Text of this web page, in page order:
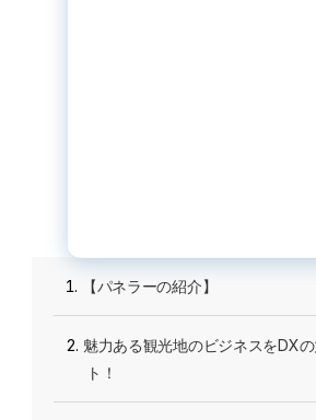
【パネラーの紹介】
魅力ある観光地のビジネスをDX
ト！